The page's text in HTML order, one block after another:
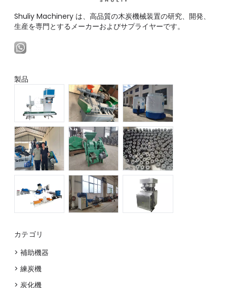
Shuliy Machinery は、高品質の木炭機械装置の研究、開発、
生産を専門とするメーカーおよびサプライヤーです。
製品
カテゴリ
> 補助機器
> 練炭機
> 炭化機